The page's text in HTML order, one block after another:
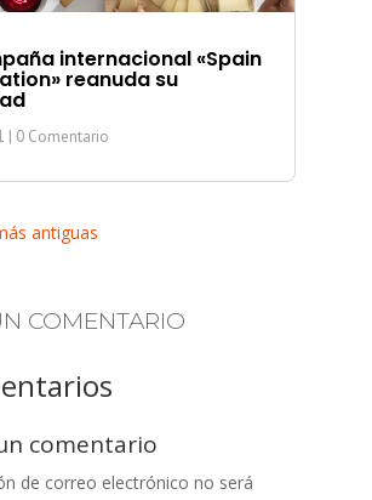
internacional «Spain
reanuda su
| 0 Comentario
antiguas
COMENTARIO
comentario
de correo electrónico no será